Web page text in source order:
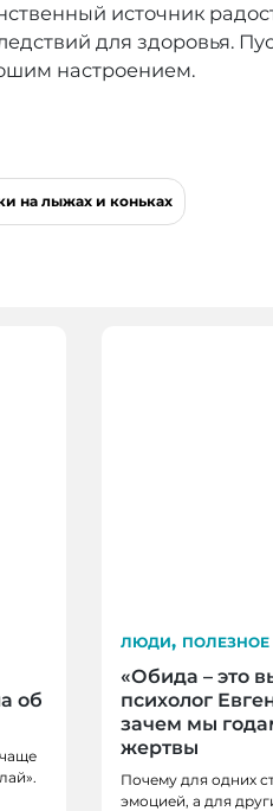
источник
для здоровья.
настроением.
на лыжах и коньках
об
ЛЮДИ, ПОЛЕЗНОЕ
«Обида – это
психолог
зачем мы
жертвы
Почему для одних
эмоцией, а для